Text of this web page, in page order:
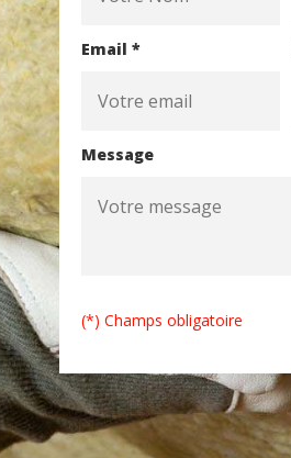
Email *
Message
(*) Champs obligatoire